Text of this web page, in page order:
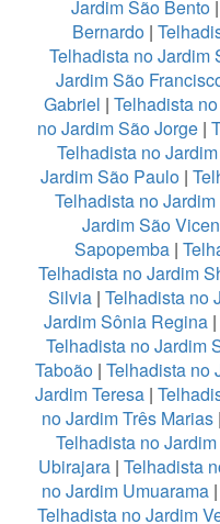
Jardim São Bento|
Bernardo|
Telhadista no Jardim
Jardim São
Gabriel | Telhadista
no Jardim São Jorge|
Telhadista no
Jardim São Paulo |
Telhadista no
Jardim São
Sapopemba |
Telhadista no Jardim
Silvia| Telhadista no
Jardim Sônia Regina |
Telhadista no Jardim
Taboão| Telhadista no
Jardim Teresa|
no Jardim Três Marias|
Telhadista no
Ubirajara | Telhadista
no Jardim Umuarama|
Telhadista no Jardim